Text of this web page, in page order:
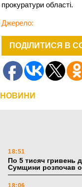
прокуратури області.
Джерело:
ПОДІЛИТИСЯ В
НОВИНИ
18:51
По 5 тисяч гривень
Сумщини розпочав
18:06